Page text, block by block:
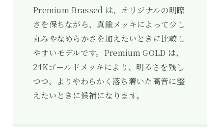
Premium Brassed は、オリジナルの明瞭
さを保ちながら、真鍮メッキによって少し
丸みやなめらかさを加えたいときに比較し
やすいモデルです。Premium GOLD は、
24Kゴールドメッキにより、明るさを残し
つつ、よりやわらかく落ち着いた高音に整
えたいときに候補になります。